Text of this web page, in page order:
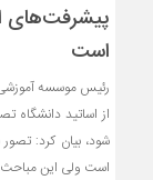
پیشرفت‌های
است
رئیس موسسه
از اساتید
شود، بیان کرد:
است ولی این مباحث